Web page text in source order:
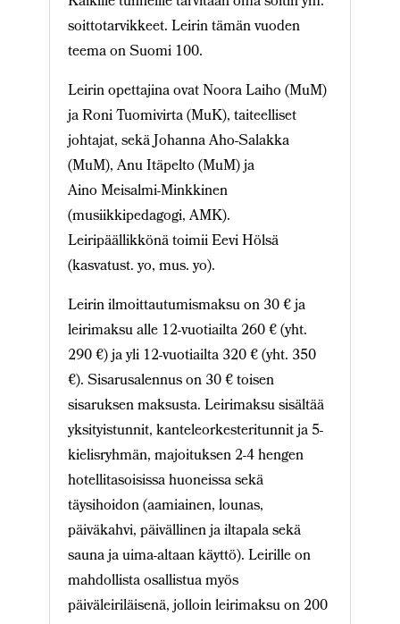
soittotarvikkeet. Leirin tämän vuoden
teema on Suomi 100.
Leirin opettajina ovat Noora Laiho (MuM)
ja Roni Tuomivirta (MuK), taiteelliset
johtajat, sekä Johanna Aho-Salakka
(MuM), Anu Itäpelto (MuM) ja
Aino Meisalmi-Minkkinen
(musiikkipedagogi, AMK).
Leiripäällikkönä toimii Eevi Hölsä
(kasvatust. yo, mus. yo).
Leirin ilmoittautumismaksu on 30 € ja
leirimaksu alle 12-vuotiailta 260 € (yht.
290 €) ja yli 12-vuotiailta 320 € (yht. 350
€). Sisarusalennus on 30 € toisen
sisaruksen maksusta. Leirimaksu sisältää
yksityistunnit, kanteleorkesteritunnit ja 5-
kielisryhmän, majoituksen 2-4 hengen
hotellitasoisissa huoneissa sekä
täysihoidon (aamiainen, lounas,
päiväkahvi, päivällinen ja iltapala sekä
sauna ja uima-altaan käyttö). Leirille on
mahdollista osallistua myös
päiväleiriläisenä, jolloin leirimaksu on 200